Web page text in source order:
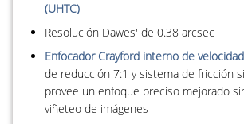
(UHTC)
Resolución Dawes' de 0.38 arcsec
Enfocador Crayford interno de
de reducción 7:1 y sistema de fricción
provee un enfoque preciso mejorado
viñeteo de imágenes